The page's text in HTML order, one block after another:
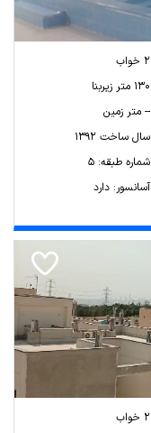
2 خواب
130 متر زیربنا
-- متر زمین
سال ساخت 1392
شماره طبقه: 5
آسانسور: دارد
2 خواب